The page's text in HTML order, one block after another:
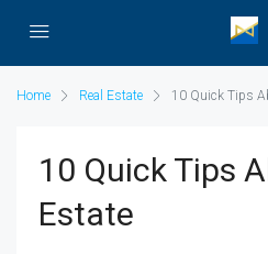
Home Real Estate 10 Quick Tips
10 Quick Tips
Estate